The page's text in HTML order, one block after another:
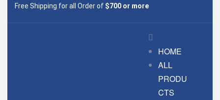
Free Shipping for all Order of $700 or more
HOME
ALL
PRODU
CTS